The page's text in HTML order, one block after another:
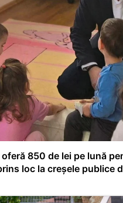
850 de lei pe lună
loc la creșele publice